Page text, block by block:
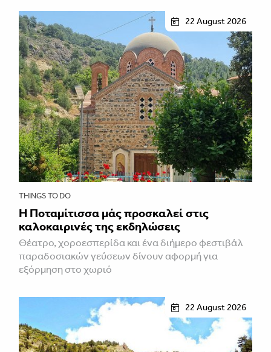
22 August 2026
THINGS TO DO
Η Ποταμίτισσα μάς προσκαλεί στις
καλοκαιρινές της εκδηλώσεις
Θέατρο, χοροεσπερίδα και ένα διήμερο φεστιβάλ
παραδοσιακών γεύσεων δίνουν αφορμή για
εξόρμηση στο χωριό
22 August 2026